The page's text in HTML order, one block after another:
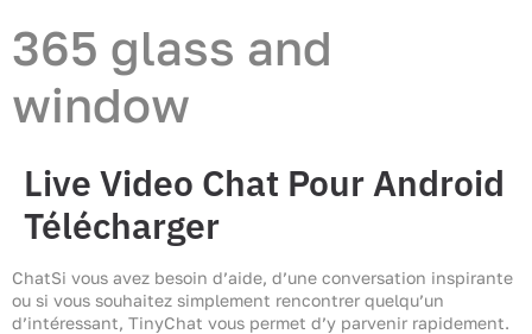
365 glass and
window
Live Video Chat Pour Android
Télécharger
ChatSi vous avez besoin d’aide, d’une conversation inspirante
ou si vous souhaitez simplement rencontrer quelqu’un
d’intéressant, TinyChat vous permet d’y parvenir rapidement.